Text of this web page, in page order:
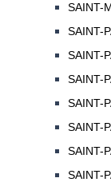
SAINT-
SAINT-
SAINT-
SAINT-
SAINT-
SAINT-
SAINT-
SAINT-